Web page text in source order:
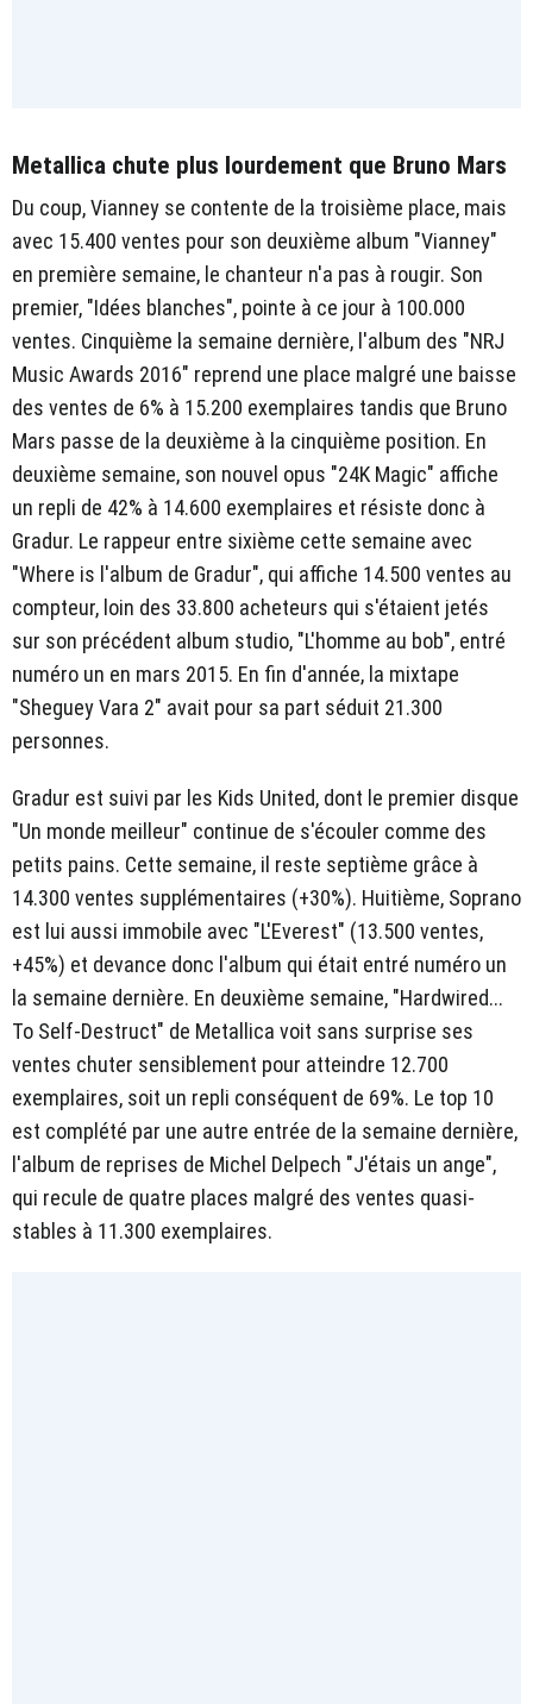
Metallica chute plus lourdement que Bruno Mars
Du coup, Vianney se contente de la troisième place, mais
avec 15.400 ventes pour son deuxième album "Vianney"
en première semaine, le chanteur n'a pas à rougir. Son
premier, "Idées blanches", pointe à ce jour à 100.000
ventes. Cinquième la semaine dernière, l'album des "NRJ
Music Awards 2016" reprend une place malgré une baisse
des ventes de 6% à 15.200 exemplaires tandis que Bruno
Mars passe de la deuxième à la cinquième position. En
deuxième semaine, son nouvel opus "24K Magic" affiche
un repli de 42% à 14.600 exemplaires et résiste donc à
Gradur. Le rappeur entre sixième cette semaine avec
"Where is l'album de Gradur", qui affiche 14.500 ventes au
compteur, loin des 33.800 acheteurs qui s'étaient jetés
sur son précédent album studio, "L'homme au bob", entré
numéro un en mars 2015. En fin d'année, la mixtape
"Sheguey Vara 2" avait pour sa part séduit 21.300
personnes.
Gradur est suivi par les Kids United, dont le premier disque
"Un monde meilleur" continue de s'écouler comme des
petits pains. Cette semaine, il reste septième grâce à
14.300 ventes supplémentaires (+30%). Huitième, Soprano
est lui aussi immobile avec "L'Everest" (13.500 ventes,
+45%) et devance donc l'album qui était entré numéro un
la semaine dernière. En deuxième semaine, "Hardwired...
To Self-Destruct" de Metallica voit sans surprise ses
ventes chuter sensiblement pour atteindre 12.700
exemplaires, soit un repli conséquent de 69%. Le top 10
est complété par une autre entrée de la semaine dernière,
l'album de reprises de Michel Delpech "J'étais un ange",
qui recule de quatre places malgré des ventes quasi-
stables à 11.300 exemplaires.